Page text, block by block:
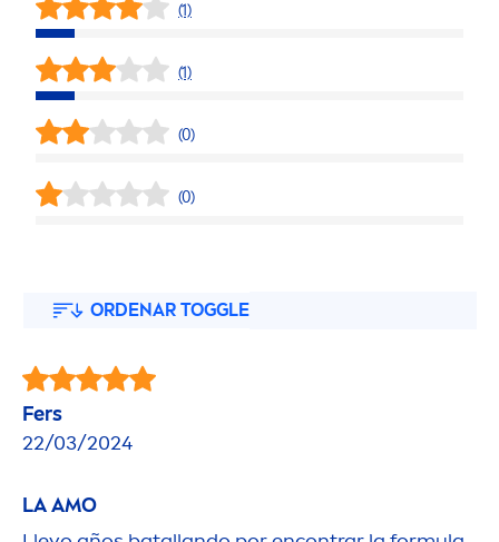
(1)
(1)
(0)
(0)
ORDENAR TOGGLE
Fers
22/03/2024
LA AMO